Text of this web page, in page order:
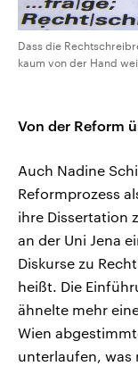
Dass die
kaum von der Hand
Von der Reform
Auch Nadine
Reformprozess
ihre Dissertation
an der Uni Jena
Diskurse zu
heißt. Die
ähnelte mehr
Wien
unterlaufen, was